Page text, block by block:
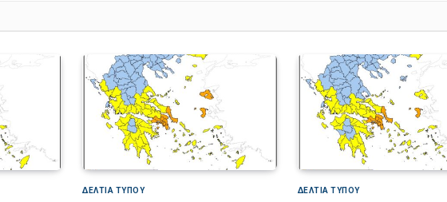
ΔΕΛΤΙΑ ΤΥΠΟΥ ΔΕΛΤΙΑ ΤΥΠΟΥ